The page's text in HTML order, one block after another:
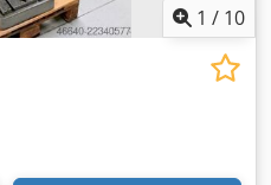
1 / 10